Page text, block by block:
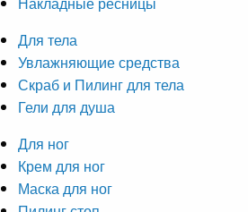
Для тела
Увлажняющие средства
Скраб и Пилинг для тела
Гели для душа
Для ног
Крем для ног
Маска для ног